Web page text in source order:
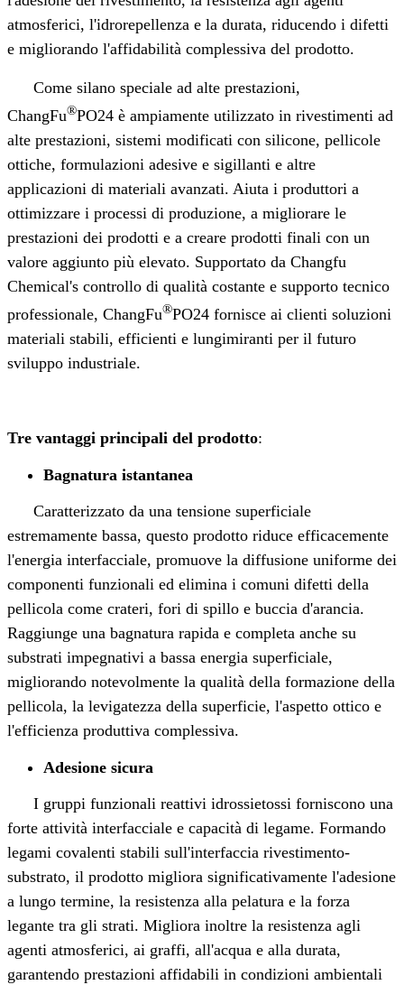
atmosferici, l'idrorepellenza e la durata, riducendo i difetti
e migliorando l'affidabilità complessiva del prodotto.
Come silano speciale ad alte prestazioni,
ChangFu®PO24 è ampiamente utilizzato in rivestimenti ad
alte prestazioni, sistemi modificati con silicone, pellicole
ottiche, formulazioni adesive e sigillanti e altre
applicazioni di materiali avanzati. Aiuta i produttori a
ottimizzare i processi di produzione, a migliorare le
prestazioni dei prodotti e a creare prodotti finali con un
valore aggiunto più elevato. Supportato da Changfu
Chemical's controllo di qualità costante e supporto tecnico
professionale, ChangFu®PO24 fornisce ai clienti soluzioni
materiali stabili, efficienti e lungimiranti per il futuro
sviluppo industriale.
Tre vantaggi principali del prodotto:
Bagnatura istantanea
Caratterizzato da una tensione superficiale
estremamente bassa, questo prodotto riduce efficacemente
l'energia interfacciale, promuove la diffusione uniforme dei
componenti funzionali ed elimina i comuni difetti della
pellicola come crateri, fori di spillo e buccia d'arancia.
Raggiunge una bagnatura rapida e completa anche su
substrati impegnativi a bassa energia superficiale,
migliorando notevolmente la qualità della formazione della
pellicola, la levigatezza della superficie, l'aspetto ottico e
l'efficienza produttiva complessiva.
Adesione sicura
I gruppi funzionali reattivi idrossietossi forniscono una
forte attività interfacciale e capacità di legame. Formando
legami covalenti stabili sull'interfaccia rivestimento-
substrato, il prodotto migliora significativamente l'adesione
a lungo termine, la resistenza alla pelatura e la forza
legante tra gli strati. Migliora inoltre la resistenza agli
agenti atmosferici, ai graffi, all'acqua e alla durata,
garantendo prestazioni affidabili in condizioni ambientali